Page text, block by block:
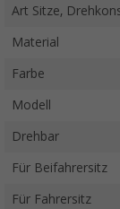
Art Sitze,
Material
Farbe
Modell
Drehbar
Für Beifahrersitz
Für Fahrersitz